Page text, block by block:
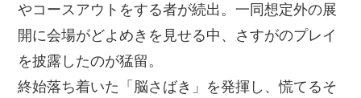
やコースアウトをする者が続出。一同想定外の展
開に会場がどよめきを見せる中、さすがのプレイ
を披露したのが猛留。
終始落ち着いた「脳さばき」を発揮し、慌てるそ